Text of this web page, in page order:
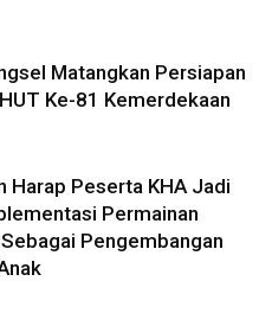
Matangkan Persiapan
Ke-81 Kemerdekaan
Harap Peserta KHA Jadi
Permainan
Pengembangan